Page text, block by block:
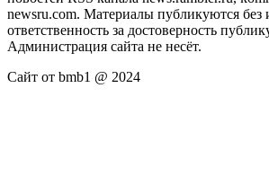
newsru.com. Материалы публикуются без
ответственность за достоверность
Администрация сайта не несёт.
Сайт от bmb1 @ 2024